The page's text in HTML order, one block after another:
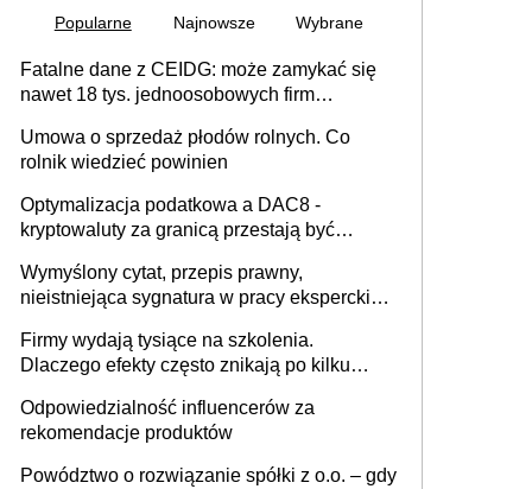
Popularne Najnowsze Wybrane
Fatalne dane z CEIDG: może zamykać się
nawet 18 tys. jednoosobowych firm
Umowa o sprzedaż płodów rolnych. Co
rolnik wiedzieć powinien
Optymalizacja podatkowa a DAC8 -
kryptowaluty za granicą przestają być
Wymyślony cytat, przepis prawny,
nieistniejąca sygnatura w pracy eksperckiej -
firmie
Firmy wydają tysiące na szkolenia.
Dlaczego efekty często znikają po kilku
Odpowiedzialność influencerów za
rekomendacje produktów
Powództwo o rozwiązanie spółki z o.o. – gdy